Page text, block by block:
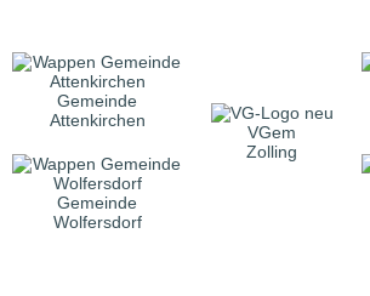
Gemeinde
Attenkirchen
VGem
Zolling
Gemeinde
Wolfersdorf